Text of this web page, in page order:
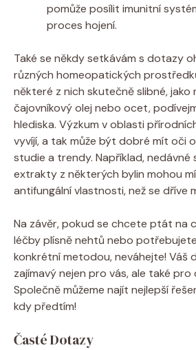
pomůže posílit imunitní
proces hojení.
Také se někdy setkávám s dotazy
různých homeopatických
některé z nich skutečně slibné, jako
čajovníkový olej nebo ocet,
hlediska. Výzkum v oblasti
vyvíjí, a tak může být dobré mít oči
studie a trendy. Například, nedávné
extrakty z některých bylin mohou
antifungální vlastnosti, než se dříve
Na závěr, pokud se chcete ptát na
léčby plísně nehtů nebo
konkrétní metodou, neváhejte! Váš
zajímavý nejen pro vás, ale také pro
Společně můžeme najít nejlepší
kdy předtím!
Časté Dotazy